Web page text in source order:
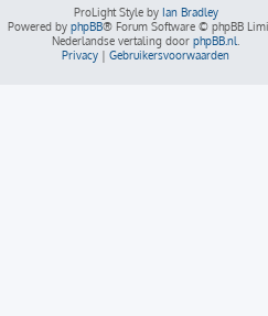
ProLight Style by Ian Bradley
Powered by phpBB® Forum Software © phpBB
Nederlandse vertaling door phpBB.nl
Privacy | Gebruikersvoorwaarden